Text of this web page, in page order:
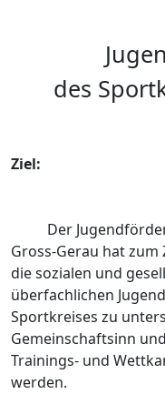
des
Ziel:
Der
Gross-Gerau hat zum
die sozialen und
überfachlichen
Sportkreises zu
Gemeinschaftsinn
Trainings- und
werden.